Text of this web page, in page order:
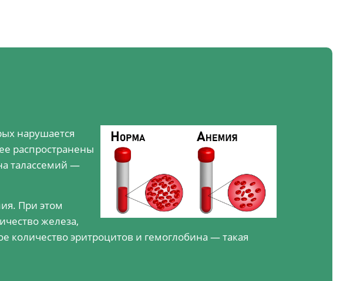
нарушается
распространены
талассемий —
При этом
железа,
количество эритроцитов и гемоглобина — такая